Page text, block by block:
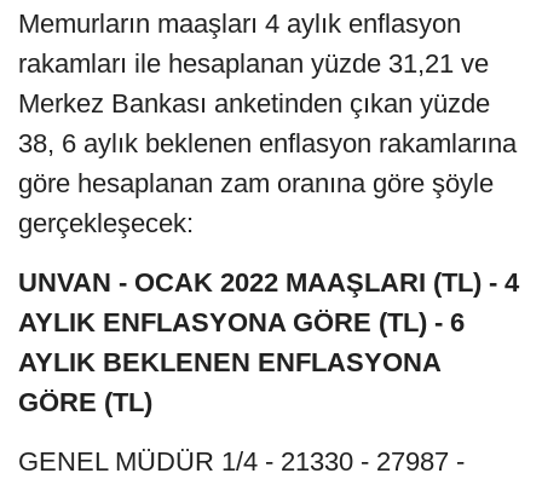
Memurların maaşları 4 aylık enflasyon
rakamları ile hesaplanan yüzde 31,21 ve
Merkez Bankası anketinden çıkan yüzde
38, 6 aylık beklenen enflasyon rakamlarına
göre hesaplanan zam oranına göre şöyle
gerçekleşecek:
UNVAN - OCAK 2022 MAAŞLARI (TL) - 4
AYLIK ENFLASYONA GÖRE (TL) - 6
AYLIK BEKLENEN ENFLASYONA
GÖRE (TL)
GENEL MÜDÜR 1/4 - 21330 - 27987 -